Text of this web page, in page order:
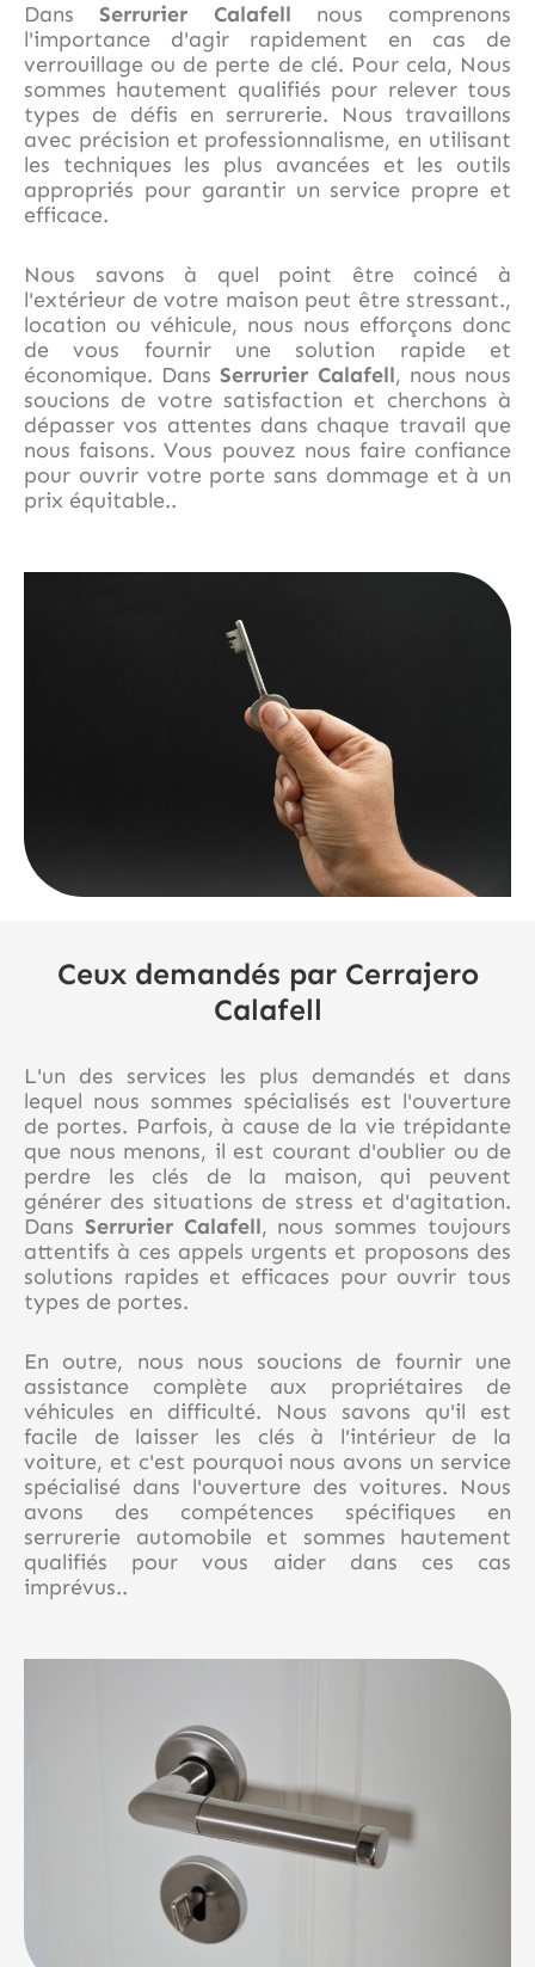
Dans Serrurier Calafell nous comprenons
l'importance d'agir rapidement en cas de
verrouillage ou de perte de clé. Pour cela, Nous
sommes hautement qualifiés pour relever tous
types de défis en serrurerie. Nous travaillons
avec précision et professionnalisme, en utilisant
les techniques les plus avancées et les outils
appropriés pour garantir un service propre et
efficace.
Nous savons à quel point être coincé à
l'extérieur de votre maison peut être stressant.,
location ou véhicule, nous nous efforçons donc
de vous fournir une solution rapide et
économique. Dans Serrurier Calafell, nous nous
soucions de votre satisfaction et cherchons à
dépasser vos attentes dans chaque travail que
nous faisons. Vous pouvez nous faire confiance
pour ouvrir votre porte sans dommage et à un
prix équitable..
Ceux demandés par Cerrajero
Calafell
L'un des services les plus demandés et dans
lequel nous sommes spécialisés est l'ouverture
de portes. Parfois, à cause de la vie trépidante
que nous menons, il est courant d'oublier ou de
perdre les clés de la maison, qui peuvent
générer des situations de stress et d'agitation.
Dans Serrurier Calafell, nous sommes toujours
attentifs à ces appels urgents et proposons des
solutions rapides et efficaces pour ouvrir tous
types de portes.
En outre, nous nous soucions de fournir une
assistance complète aux propriétaires de
véhicules en difficulté. Nous savons qu'il est
facile de laisser les clés à l'intérieur de la
voiture, et c'est pourquoi nous avons un service
spécialisé dans l'ouverture des voitures. Nous
avons des compétences spécifiques en
serrurerie automobile et sommes hautement
qualifiés pour vous aider dans ces cas
imprévus..